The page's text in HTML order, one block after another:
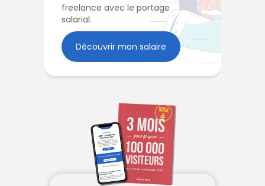
freelance avec le portage
salarial.
Découvrir mon salaire